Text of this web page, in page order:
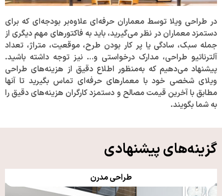
در طراحی ویلا توسط معماران حرفه‌ای علاوه‌بر بودجه‌ای که برای
دستمزد معماران در نظر می‌گیرید، باید به فاکتور‌های مهم دیگری از
جمله سبک، سادگی یا پر کار بودن طرح، موقعیت، متراژ، تعداد
آلترناتیو طراحی، مدارک درخواستی و… نیز توجه داشته باشید.
پیشنهاد می‌دهیم که به‌منظور اطلاع دقیق از هزینه‌های طراحی
ویلای شخصی خود با معمار‌های حرفه‌ای تماس بگیرید تا آنها
مطابق با آخرین قیمت مصالح و دستمزد کارگران هزینه‌های دقیق را
به شما بگویند.
گزینه‌های پیشنهادی
طراحی مدرن